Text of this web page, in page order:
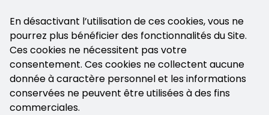
En désactivant l’utilisation de ces cookies, vous ne
pourrez plus bénéficier des fonctionnalités du Site.
Ces cookies ne nécessitent pas votre
consentement. Ces cookies ne collectent aucune
donnée à caractère personnel et les informations
conservées ne peuvent être utilisées à des fins
commerciales.